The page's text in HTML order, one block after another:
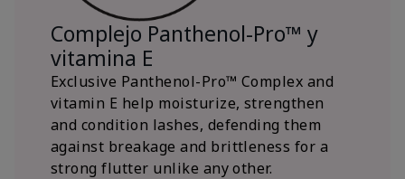
Complejo Panthenol-Pro™ y
vitamina E
Exclusive Panthenol-Pro™ Complex and
vitamin E help moisturize, strengthen
and condition lashes, defending them
against breakage and brittleness for a
strong flutter unlike any other.